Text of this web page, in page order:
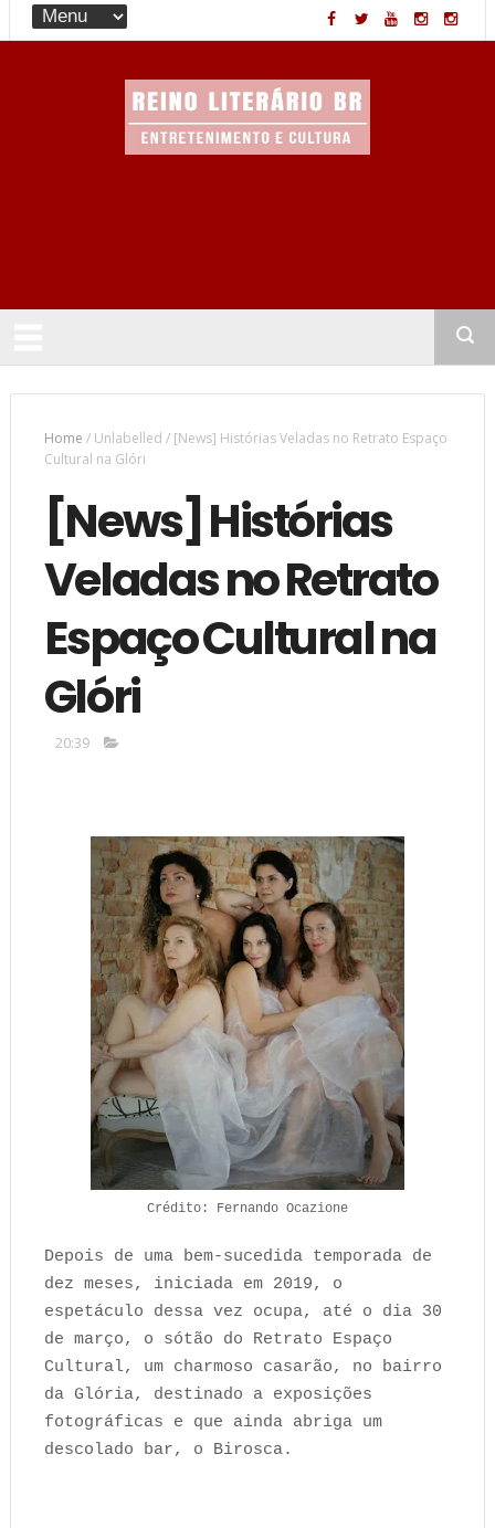
Home /Unlabelled / [News] Histórias Veladas no Retrato Espaço
Cultural na Glóri
[News] Histórias
Veladas no Retrato
Espaço Cultural na
Glóri
20:39
Crédito: Fernando Ocazione
Depois de uma bem-sucedida temporada de
dez meses, iniciada em 2019, o
espetáculo dessa vez ocupa, até o dia 30
de março, o sótão do Retrato Espaço
Cultural, um charmoso casarão, no bairro
da Glória, destinado a exposições
fotográficas e que ainda abriga um
descolado bar, o Birosca.